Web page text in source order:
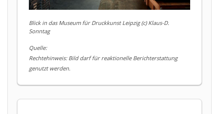
Blick in das Museum für Druckkunst Leipzig (c) Klaus-D.
Sonntag
Quelle:
Rechtehinweis: Bild darf für reaktionelle Berichterstattung
genutzt werden.